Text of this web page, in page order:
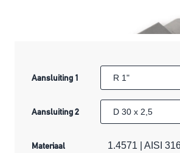
Aansluiting 1
Aansluiting 2
Materiaal 1.4571 | AISI